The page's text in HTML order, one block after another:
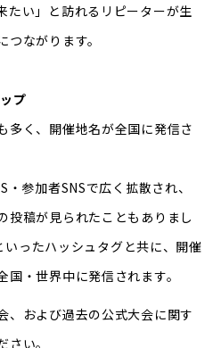
たい」と訪れるリピーターが生
ながります。
プ
多く、開催地名が全国に発信さ
参加者SNSで広く拡散され、
投稿が見られたこともありまし
ったハッシュタグと共に、開催
・世界中に発信されます。
、および過去の公式大会に関す
い。